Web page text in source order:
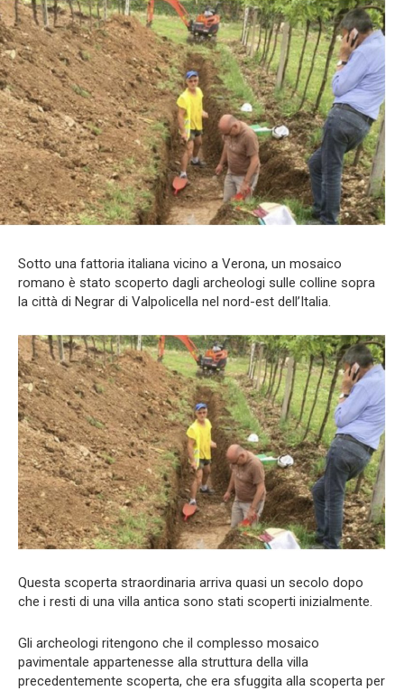
Sotto una fattoria italiana vicino a Verona, un mosaico
romano è stato scoperto dagli archeologi sulle colline sopra
la città di Negrar di Valpolicella nel nord-est dell’Italia.
Questa scoperta straordinaria arriva quasi un secolo dopo
che i resti di una villa antica sono stati scoperti inizialmente.
Gli archeologi ritengono che il complesso mosaico
pavimentale appartenesse alla struttura della villa
precedentemente scoperta, che era sfuggita alla scoperta per